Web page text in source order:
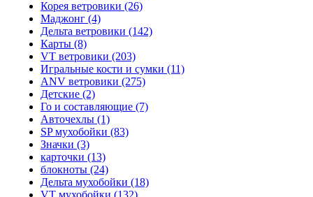
Корея ветровики (26)
Маджонг (4)
Дельта ветровики (142)
Карты (8)
VT ветровики (203)
Игральные кости и сумки (11)
ANV ветровики (275)
Детские (2)
Го и составляющие (7)
Авточехлы (1)
SP мухобойки (83)
Значки (3)
карточки (13)
блокноты (24)
Дельта мухобойки (18)
VT мухобойки (132)